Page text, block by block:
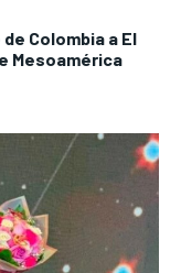
Colombia a El
Mesoamérica